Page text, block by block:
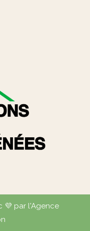
💜 par l'Agence